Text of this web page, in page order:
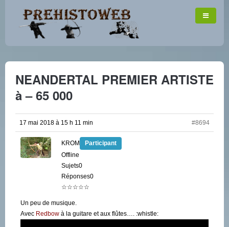
NEANDERTAL PREMIER ARTISTE
à – 65 000
17 mai 2018 à 15 h 11 min #8694
KROM
Participant
Offline
Sujets0
Réponses0
☆☆☆☆☆
Un peu de musique.
Avec Redbow à la guitare et aux flûtes…. :whistle: